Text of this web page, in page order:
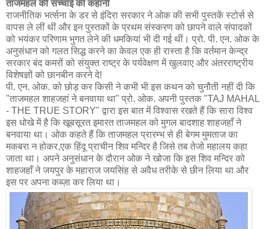
ताजमहल की सच्चाई की कहानी
राजनीतिक भर्त्सना के डर से इंदिरा सरकार ने ओक की सभी पुस्तकें स्टोर्स से
वापस ले लीं थीं और इन पुस्तकों के प्रथम संस्करण को छापने वाले संपादकों
को भयंकर परिणाम भुगत लेने की धमकियां भी दी गई थीं। प्रो. पी. एन. ओक के
अनुसंधान को गलत सिद्ध करने का केवल एक ही रास्ता है कि वर्तमान केन्द्र
सरकार बंद कमरों को संयुक्त राष्ट्र के पर्यवेक्षण में खुलवाए और अंतरराष्ट्रीय
विशेषज्ञों को छानबीन करने दे!
पी. एन. ओक. को छोड़ कर किसी ने कभी भी इस कथन को चुनौती नहीं दी कि
"ताजमहल शाहजहां ने बनवाया था" प्रो. ओक. अपनी पुस्तक "TAJ MAHAL
- THE TRUE STORY" द्वारा इस बात में विश्वास रखते हैं कि सारा विश्व
इस धोखे में है कि खूबसूरत इमारत ताजमहल को मुगल बादशाह शाहजहाँ ने
बनवाया था। ओक कहते हैं कि ताजमहल प्रारम्भ से ही बेगम मुमताज का
मकबरा न होकर,एक हिंदू प्राचीन शिव मन्दिर है जिसे तब तेजो महालय कहा
जाता था। अपने अनुसंधान के दौरान ओक ने खोजा कि इस शिव मन्दिर को
शाहजहाँ ने जयपुर के महाराज जयसिंह से अवैध तरीके से छीन लिया था और
इस पर अपना कब्ज़ा कर लिया था।